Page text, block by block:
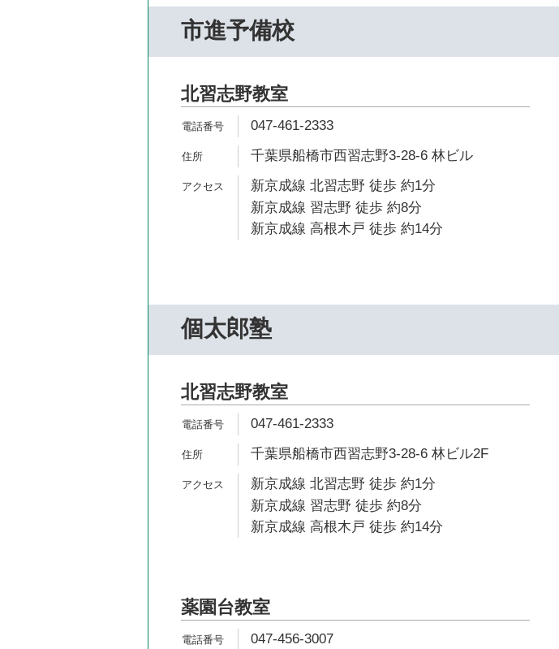
市進予備校
北習志野教室
047-461-2333
千葉県船橋市西習志野3-28-6 林ビル
新京成線 北習志野 徒歩 約1分
新京成線 習志野 徒歩 約8分
新京成線 高根木戸 徒歩 約14分
個太郎塾
北習志野教室
047-461-2333
千葉県船橋市西習志野3-28-6 林ビル2F
新京成線 北習志野 徒歩 約1分
新京成線 習志野 徒歩 約8分
新京成線 高根木戸 徒歩 約14分
薬園台教室
047-456-3007